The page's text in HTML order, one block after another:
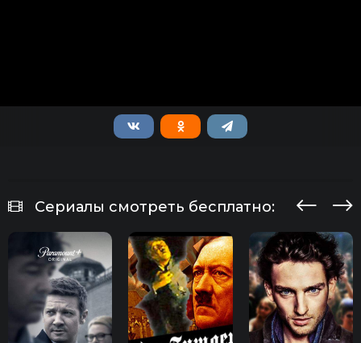
Сериалы смотреть бесплатно: